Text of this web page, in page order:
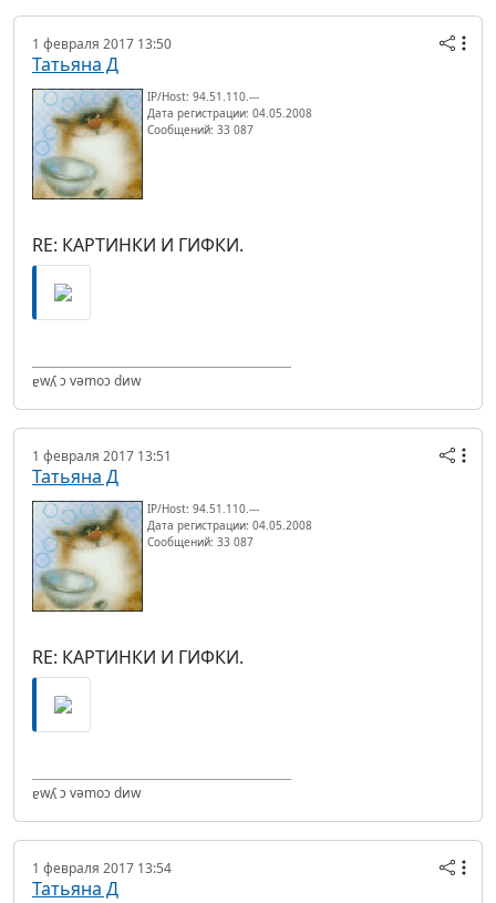
1 февраля 2017 13:50
Татьяна Д
IP/Host: 94.51.110.---
Дата регистрации: 04.05.2008
Сообщений: 33 087
RE: КАРТИНКИ И ГИФКИ.
ɐwʎ ɔ vǝmоɔ dиw
1 февраля 2017 13:51
Татьяна Д
IP/Host: 94.51.110.---
Дата регистрации: 04.05.2008
Сообщений: 33 087
RE: КАРТИНКИ И ГИФКИ.
ɐwʎ ɔ vǝmоɔ dиw
1 февраля 2017 13:54
Татьяна Д